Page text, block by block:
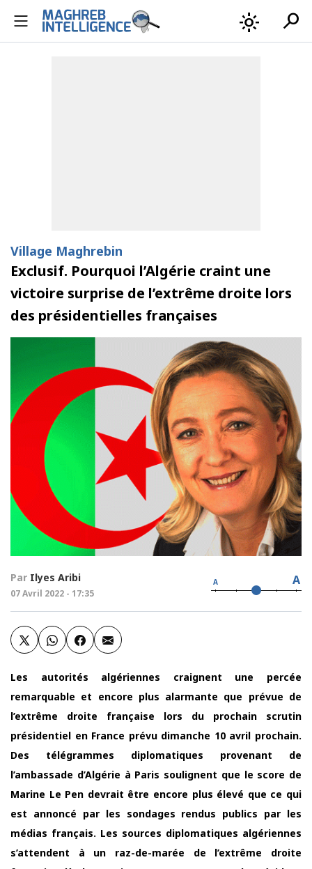
light_mode search
Village Maghrebin
Exclusif. Pourquoi l’Algérie craint une
victoire surprise de l’extrême droite lors
des présidentielles françaises
Par Ilyes Aribi
07 Avril 2022 - 17:35
A A
Les autorités algériennes craignent une percée
remarquable et encore plus alarmante que prévue de
l’extrême droite française lors du prochain scrutin
présidentiel en France prévu dimanche 10 avril prochain.
Des télégrammes diplomatiques provenant de
l’ambassade d’Algérie à Paris soulignent que le score de
Marine Le Pen devrait être encore plus élevé que ce qui
est annoncé par les sondages rendus publics par les
médias français. Les sources diplomatiques algériennes
s’attendent à un raz-de-marée de l’extrême droite